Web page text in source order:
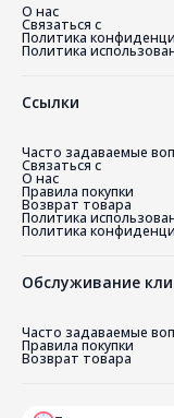
О нас
Связаться с
Политика
Политика
Ссылки
Часто задаваемые
Связаться с
О нас
Правила покупки
Возврат товара
Политика
Политика
Обслуживание
Часто задаваемые
Правила покупки
Возврат товара